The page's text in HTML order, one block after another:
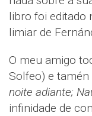
libro foi editado
limiar de
O meu amigo
Solfeo) e
noite adiante;
infinidade de